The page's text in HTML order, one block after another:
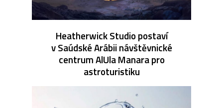
Heatherwick Studio postaví
v Saúdské Arábii návštěvnické
centrum AlUla Manara pro
astroturistiku